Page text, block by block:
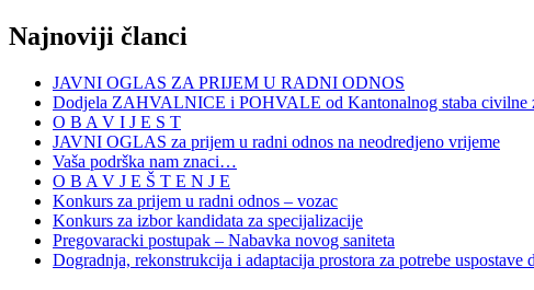
Najnoviji članci
JAVNI OGLAS ZA PRIJEM U RADNI ODNOS
Dodjela ZAHVALNICE i POHVALE od Kantonalnog staba civilne
O B A V I J E S T
JAVNI OGLAS za prijem u radni odnos na neodredjeno vrijeme
Vaša podrška nam znaci…
O B A V J E Š T E N J E
Konkurs za prijem u radni odnos – vozac
Konkurs za izbor kandidata za specijalizacije
Pregovaracki postupak – Nabavka novog saniteta
Dogradnja, rekonstrukcija i adaptacija prostora za potrebe uspostave